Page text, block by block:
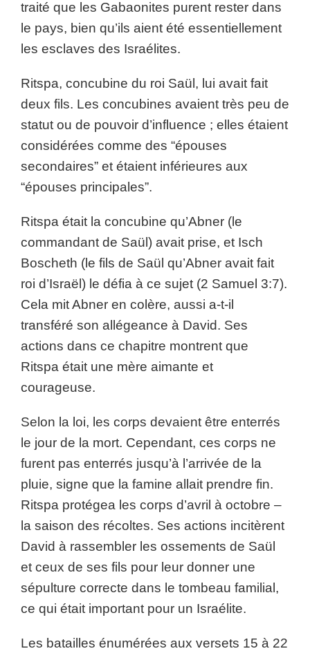
traité que les Gabaonites purent rester dans
le pays, bien qu’ils aient été essentiellement
les esclaves des Israélites.
Ritspa, concubine du roi Saül, lui avait fait
deux fils. Les concubines avaient très peu de
statut ou de pouvoir d’influence ; elles étaient
considérées comme des “épouses
secondaires” et étaient inférieures aux
“épouses principales”.
Ritspa était la concubine qu’Abner (le
commandant de Saül) avait prise, et Isch
Boscheth (le fils de Saül qu’Abner avait fait
roi d’Israël) le défia à ce sujet (2 Samuel 3:7).
Cela mit Abner en colère, aussi a-t-il
transféré son allégeance à David. Ses
actions dans ce chapitre montrent que
Ritspa était une mère aimante et
courageuse.
Selon la loi, les corps devaient être enterrés
le jour de la mort. Cependant, ces corps ne
furent pas enterrés jusqu’à l’arrivée de la
pluie, signe que la famine allait prendre fin.
Ritspa protégea les corps d’avril à octobre –
la saison des récoltes. Ses actions incitèrent
David à rassembler les ossements de Saül
et ceux de ses fils pour leur donner une
sépulture correcte dans le tombeau familial,
ce qui était important pour un Israélite.
Les batailles énumérées aux versets 15 à 22